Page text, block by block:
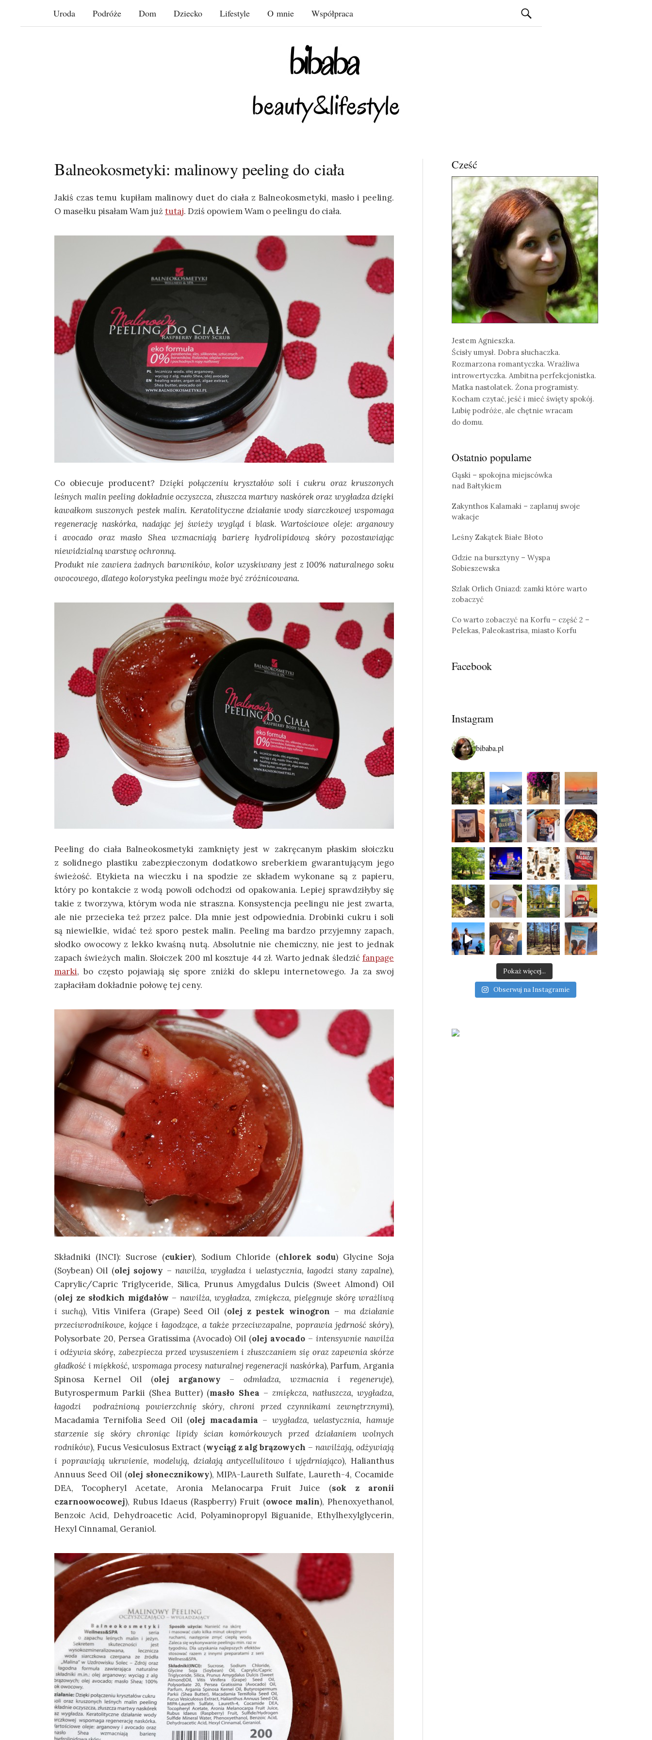
Uroda Podróże Dom Dziecko Lifestyle O mnie Współpraca Szukaj:
Balneokosmetyki: malinowy peeling do ciała
Jakiś czas temu kupiłam malinowy duet do ciała z Balneokosmetyki, masło i peeling.
O masełku pisałam Wam już tutaj. Dziś opowiem Wam o peelingu do ciała.
Co obiecuje producent? Dzięki połączeniu kryształów soli i cukru oraz kruszonych
leśnych malin peeling dokładnie oczyszcza, złuszcza martwy naskórek oraz wygładza dzięki
kawałkom suszonych pestek malin. Keratolityczne działanie wody siarczkowej wspomaga
regenerację naskórka, nadając jej świeży wygląd i blask. Wartościowe oleje: arganowy
i avocado oraz masło Shea wzmacniają barierę hydrolipidową skóry pozostawiając
niewidzialną warstwę ochronną.
Produkt nie zawiera żadnych barwników, kolor uzyskiwany jest z 100% naturalnego soku
owocowego, dlatego kolorystyka peelingu może być zróżnicowana.
Peeling do ciała Balneokosmetyki zamknięty jest w zakręcanym płaskim słoiczku
z solidnego plastiku zabezpieczonym dodatkowo sreberkiem gwarantującym jego
świeżość. Etykieta na wieczku i na spodzie ze składem wykonane są z papieru,
który po kontakcie z wodą powoli odchodzi od opakowania. Lepiej sprawdziłyby się
takie z tworzywa, którym woda nie straszna. Konsystencja peelingu nie jest zwarta,
ale nie przecieka też przez palce. Dla mnie jest odpowiednia. Drobinki cukru i soli
są niewielkie, widać też sporo pestek malin. Peeling ma bardzo przyjemny zapach,
słodko owocowy z lekko kwaśną nutą. Absolutnie nie chemiczny, nie jest to jednak
zapach świeżych malin. Słoiczek 200 ml kosztuje 44 zł. Warto jednak śledzić fanpage
marki, bo często pojawiają się spore zniżki do sklepu internetowego. Ja za swoj
zapłaciłam dokładnie połowę tej ceny.
Składniki (INCI): Sucrose (cukier), Sodium Chloride (chlorek sodu) Glycine Soja
(Soybean) Oil (olej sojowy –nawilża, wygładza i uelastycznia, łagodzi stany zapalne),
Caprylic/Capric Triglyceride, Silica, Prunus Amygdalus Dulcis (Sweet Almond) Oil
(olej ze słodkich migdałów – nawilża, wygładza, zmiękcza, pielęgnuje skórę wrażliwą
i suchą), Vitis Vinifera (Grape) Seed Oil (olej z pestek winogron – ma działanie
przeciwrodnikowe, kojące i łagodzące, a także przeciwzapalne, poprawia jędrność skóry),
Polysorbate 20, Persea Gratissima (Avocado) Oil (olej avocado – intensywnie nawilża
i odżywia skórę, zabezpiecza przed wysuszeniem i złuszczaniem się oraz zapewnia skórze
gładkość i miękkość, wspomaga procesy naturalnej regeneracji naskórka), Parfum, Argania
Spinosa Kernel Oil (olej arganowy –odmładza, wzmacnia i regeneruje),
Butyrospermum Parkii (Shea Butter) (masło Shea – zmiękcza, natłuszcza, wygładza,
łagodzi podrażnioną powierzchnię skóry, chroni przed czynnikami zewnętrznymi),
Macadamia Ternifolia Seed Oil (olej macadamia – wygładza, uelastycznia, hamuje
starzenie się skóry chroniąc lipidy ścian komórkowych przed działaniem wolnych
rodników), Fucus Vesiculosus Extract (wyciąg z alg brązowych –nawilżają, odżywiają
i poprawiają ukrwienie, modelują, działają antycellulitowo i ujędrniająco), Halianthus
Annuus Seed Oil (olej słonecznikowy), MIPA-Laureth Sulfate, Laureth-4, Cocamide
DEA, Tocopheryl Acetate, Aronia Melanocarpa Fruit Juice (sok z aronii
czarnoowocowej), Rubus Idaeus (Raspberry) Fruit (owoce malin), Phenoxyethanol,
Benzoic Acid, Dehydroacetic Acid, Polyaminopropyl Biguanide, Ethylhexylglycerin,
Hexyl Cinnamal, Geraniol.
Cześć
Jestem Agnieszka.
Ścisły umysł. Dobra słuchaczka.
Rozmarzona romantyczka. Wrażliwa
introwertyczka. Ambitna perfekcjonistka.
Matka nastolatek. Żona programisty.
Kocham czytać, jeść i mieć święty spokój.
Lubię podróże, ale chętnie wracam
do domu.
Ostatnio popularne
Gąski – spokojna miejscówka
nad Bałtykiem
Zakynthos Kalamaki – zaplanuj swoje
wakacje
Leśny Zakątek Białe Błoto
Gdzie na bursztyny – Wyspa
Sobieszewska
Szlak Orlich Gniazd: zamki które warto
zobaczyć
Co warto zobaczyć na Korfu – część 2 –
Pelekas, Paleokastrisa, miasto Korfu
Facebook
Instagram
bibaba.pl
Pokaż więcej...
Obserwuj na Instagramie